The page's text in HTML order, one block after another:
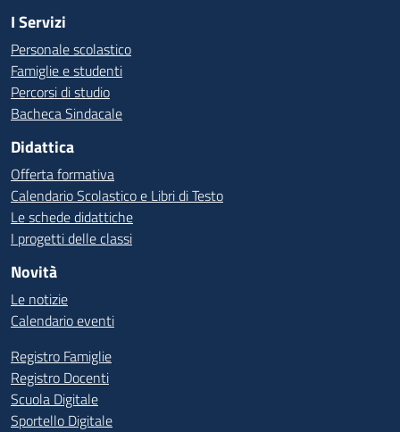
I Servizi
Personale scolastico
Famiglie e studenti
Percorsi di studio
Bacheca Sindacale
Didattica
Offerta formativa
Calendario Scolastico e Libri di Testo
Le schede didattiche
I progetti delle classi
Novità
Le notizie
Calendario eventi
Registro Famiglie
Registro Docenti
Scuola Digitale
Sportello Digitale